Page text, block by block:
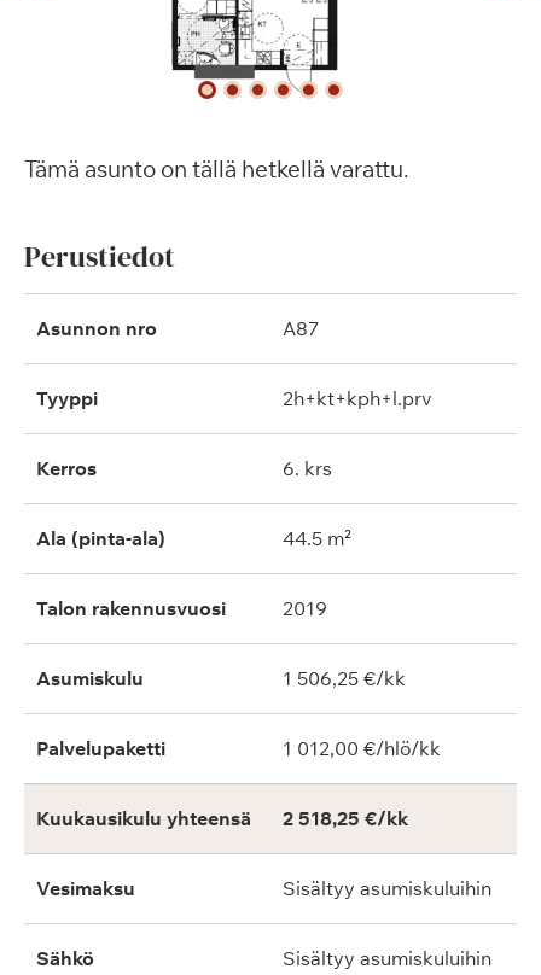
Tämä asunto on tällä hetkellä varattu.
Perustiedot
Asunnon nro A87
Tyyppi 2h+kt+kph+l.prv
Kerros 6. krs
Ala (pinta-ala) 44.5 m²
Talon rakennusvuosi 2019
Asumiskulu 1 506,25 €/kk
Palvelupaketti 1 012,00 €/hlö/kk
Kuukausikulu yhteensä 2 518,25 €/kk
Vesimaksu Sisältyy asumiskuluihin
Sähkö Sisältyy asumiskuluihin